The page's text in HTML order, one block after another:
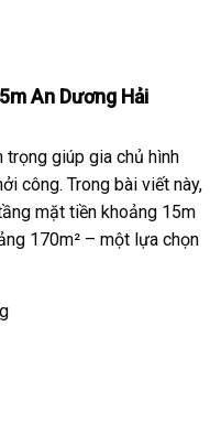
An Dương Hải
trọng giúp gia chủ hình
công. Trong bài viết này,
mặt tiền khoảng 15m
170m² – một lựa chọn